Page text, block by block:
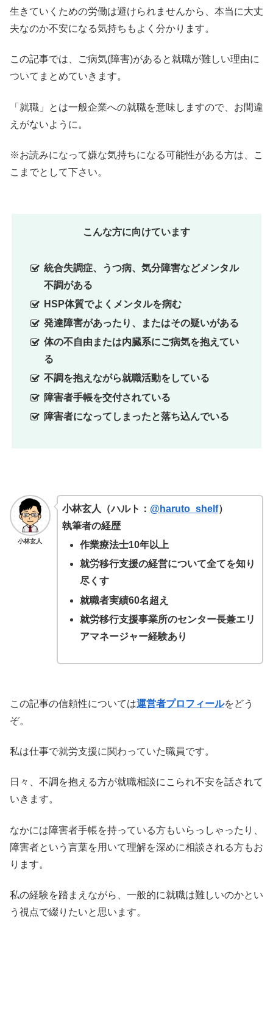
生きていくための労働は避けられませんから、本当に大丈
夫なのか不安になる気持ちもよく分かります。
この記事では、ご病気(障害)があると就職が難しい理由に
ついてまとめていきます。
「就職」とは一般企業への就職を意味しますので、お間違
えがないように。
※お読みになって嫌な気持ちになる可能性がある方は、こ
こまでとして下さい。
こんな方に向けています
統合失調症、うつ病、気分障害などメンタル
不調がある
HSP体質でよくメンタルを病む
発達障害があったり、またはその疑いがある
体の不自由または内臓系にご病気を抱えてい
る
不調を抱えながら就職活動をしている
障害者手帳を交付されている
障害者になってしまったと落ち込んでいる
小林玄人
小林玄人（ハルト： @haruto_shelf）
執筆者の経歴
作業療法士10年以上
就労移行支援の経営について全てを知り
尽くす
就職者実績60名超え
就労移行支援事業所のセンター長兼エリ
アマネージャー経験あり
この記事の信頼性については運営者プロフィールをどう
ぞ。
私は仕事で就労支援に関わっていた職員です。
日々、不調を抱える方が就職相談にこられ不安を話されて
いきます。
なかには障害者手帳を持っている方もいらっしゃったり、
障害者という言葉を用いて理解を深めに相談される方もお
ります。
私の経験を踏まえながら、一般的に就職は難しいのかとい
う視点で綴りたいと思います。